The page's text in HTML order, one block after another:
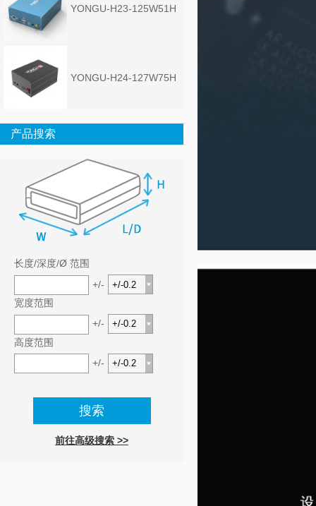
YONGU-H23-125W51H
YONGU-H24-127W75H
产品搜索
长度/深度/Ø 范围
+/-
宽度范围
+/-
高度范围
+/-
前往高级搜索 >>